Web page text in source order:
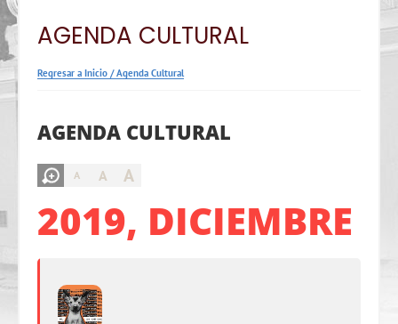
AGENDA CULTURAL
Regresar a Inicio /Agenda Cultural
AGENDA CULTURAL
A A A
2019, DICIEMBRE